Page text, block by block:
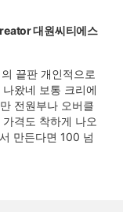
대원씨티에스
끝판 개인적으로
왔네 보통 크리에
전원부나 오버클
격도 착하게 나오
만든다면 100 넘